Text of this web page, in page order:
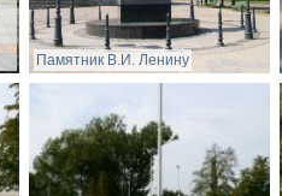
Памятник В.И. Ленину